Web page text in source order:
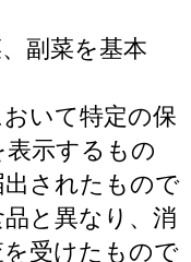
副菜を基本
おいて特定の保
示するもの
出されたもので
と異なり、消
受けたもので